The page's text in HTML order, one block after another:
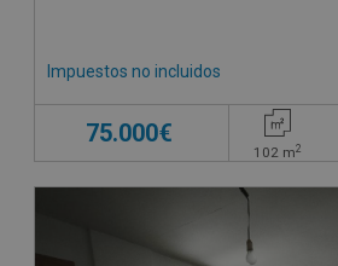
Impuestos no incluidos
75.000€
102 m2